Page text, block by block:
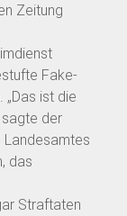
Zeitung
Fake-
ist die
der
Landesamtes
das
Straftaten